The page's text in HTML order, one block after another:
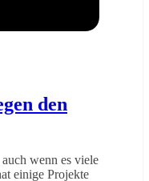
den
wenn es viele
einige Projekte